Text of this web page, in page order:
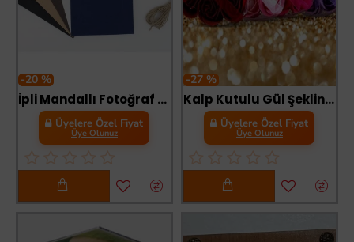
-20 %
İpli Mandallı Fotoğraf Albümü Ve Fotoğraf Çerçevesi
Üyelere Özel Fiyat
Üye Olunuz
-27 %
Kalp Kutulu Gül Şeklinde Sabun
Üyelere Özel Fiyat
Üye Olunuz